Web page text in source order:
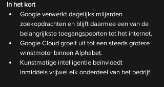
In het kort
Google verwerkt dagelijks miljarden
zoekopdrachten en blijft daarmee een van de
belangrijkste toegangspoorten tot het internet.
Google Cloud groeit uit tot een steeds grotere
winstmotor binnen Alphabet.
Kunstmatige intelligentie beïnvloedt
inmiddels vrijwel elk onderdeel van het bedrijf.